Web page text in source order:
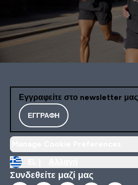
Εγγραφείτε στο newsletter μας
ΕΓΓΡΑΦΉ
Συνδεθείτε μαζί μας